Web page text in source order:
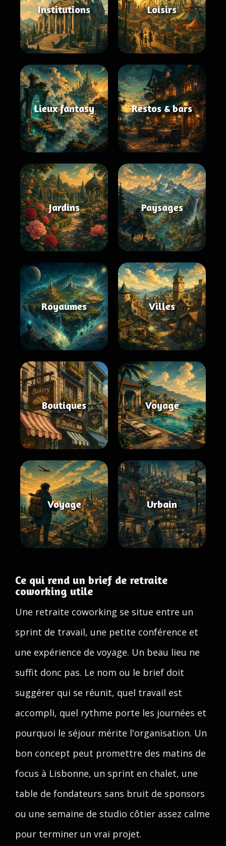
Institutions Loisirs
Lieux fantasy Restos & bars
Jardins Paysages
Royaumes Villes
Boutiques Voyage
Voyage Urbain
Ce qui rend un brief de retraite
coworking utile
Une retraite coworking se situe entre un
sprint de travail, une petite conférence et
une expérience de voyage. Un beau lieu ne
suffit donc pas. Le nom ou le brief doit
suggérer qui se réunit, quel travail est
accompli, quel rythme porte les journées et
pourquoi le séjour mérite l'organisation. Un
bon concept peut promettre des matins de
focus à Lisbonne, un sprint en chalet, une
table de fondateurs sans bruit de sponsors
ou une semaine de studio côtier assez calme
pour terminer un vrai projet.